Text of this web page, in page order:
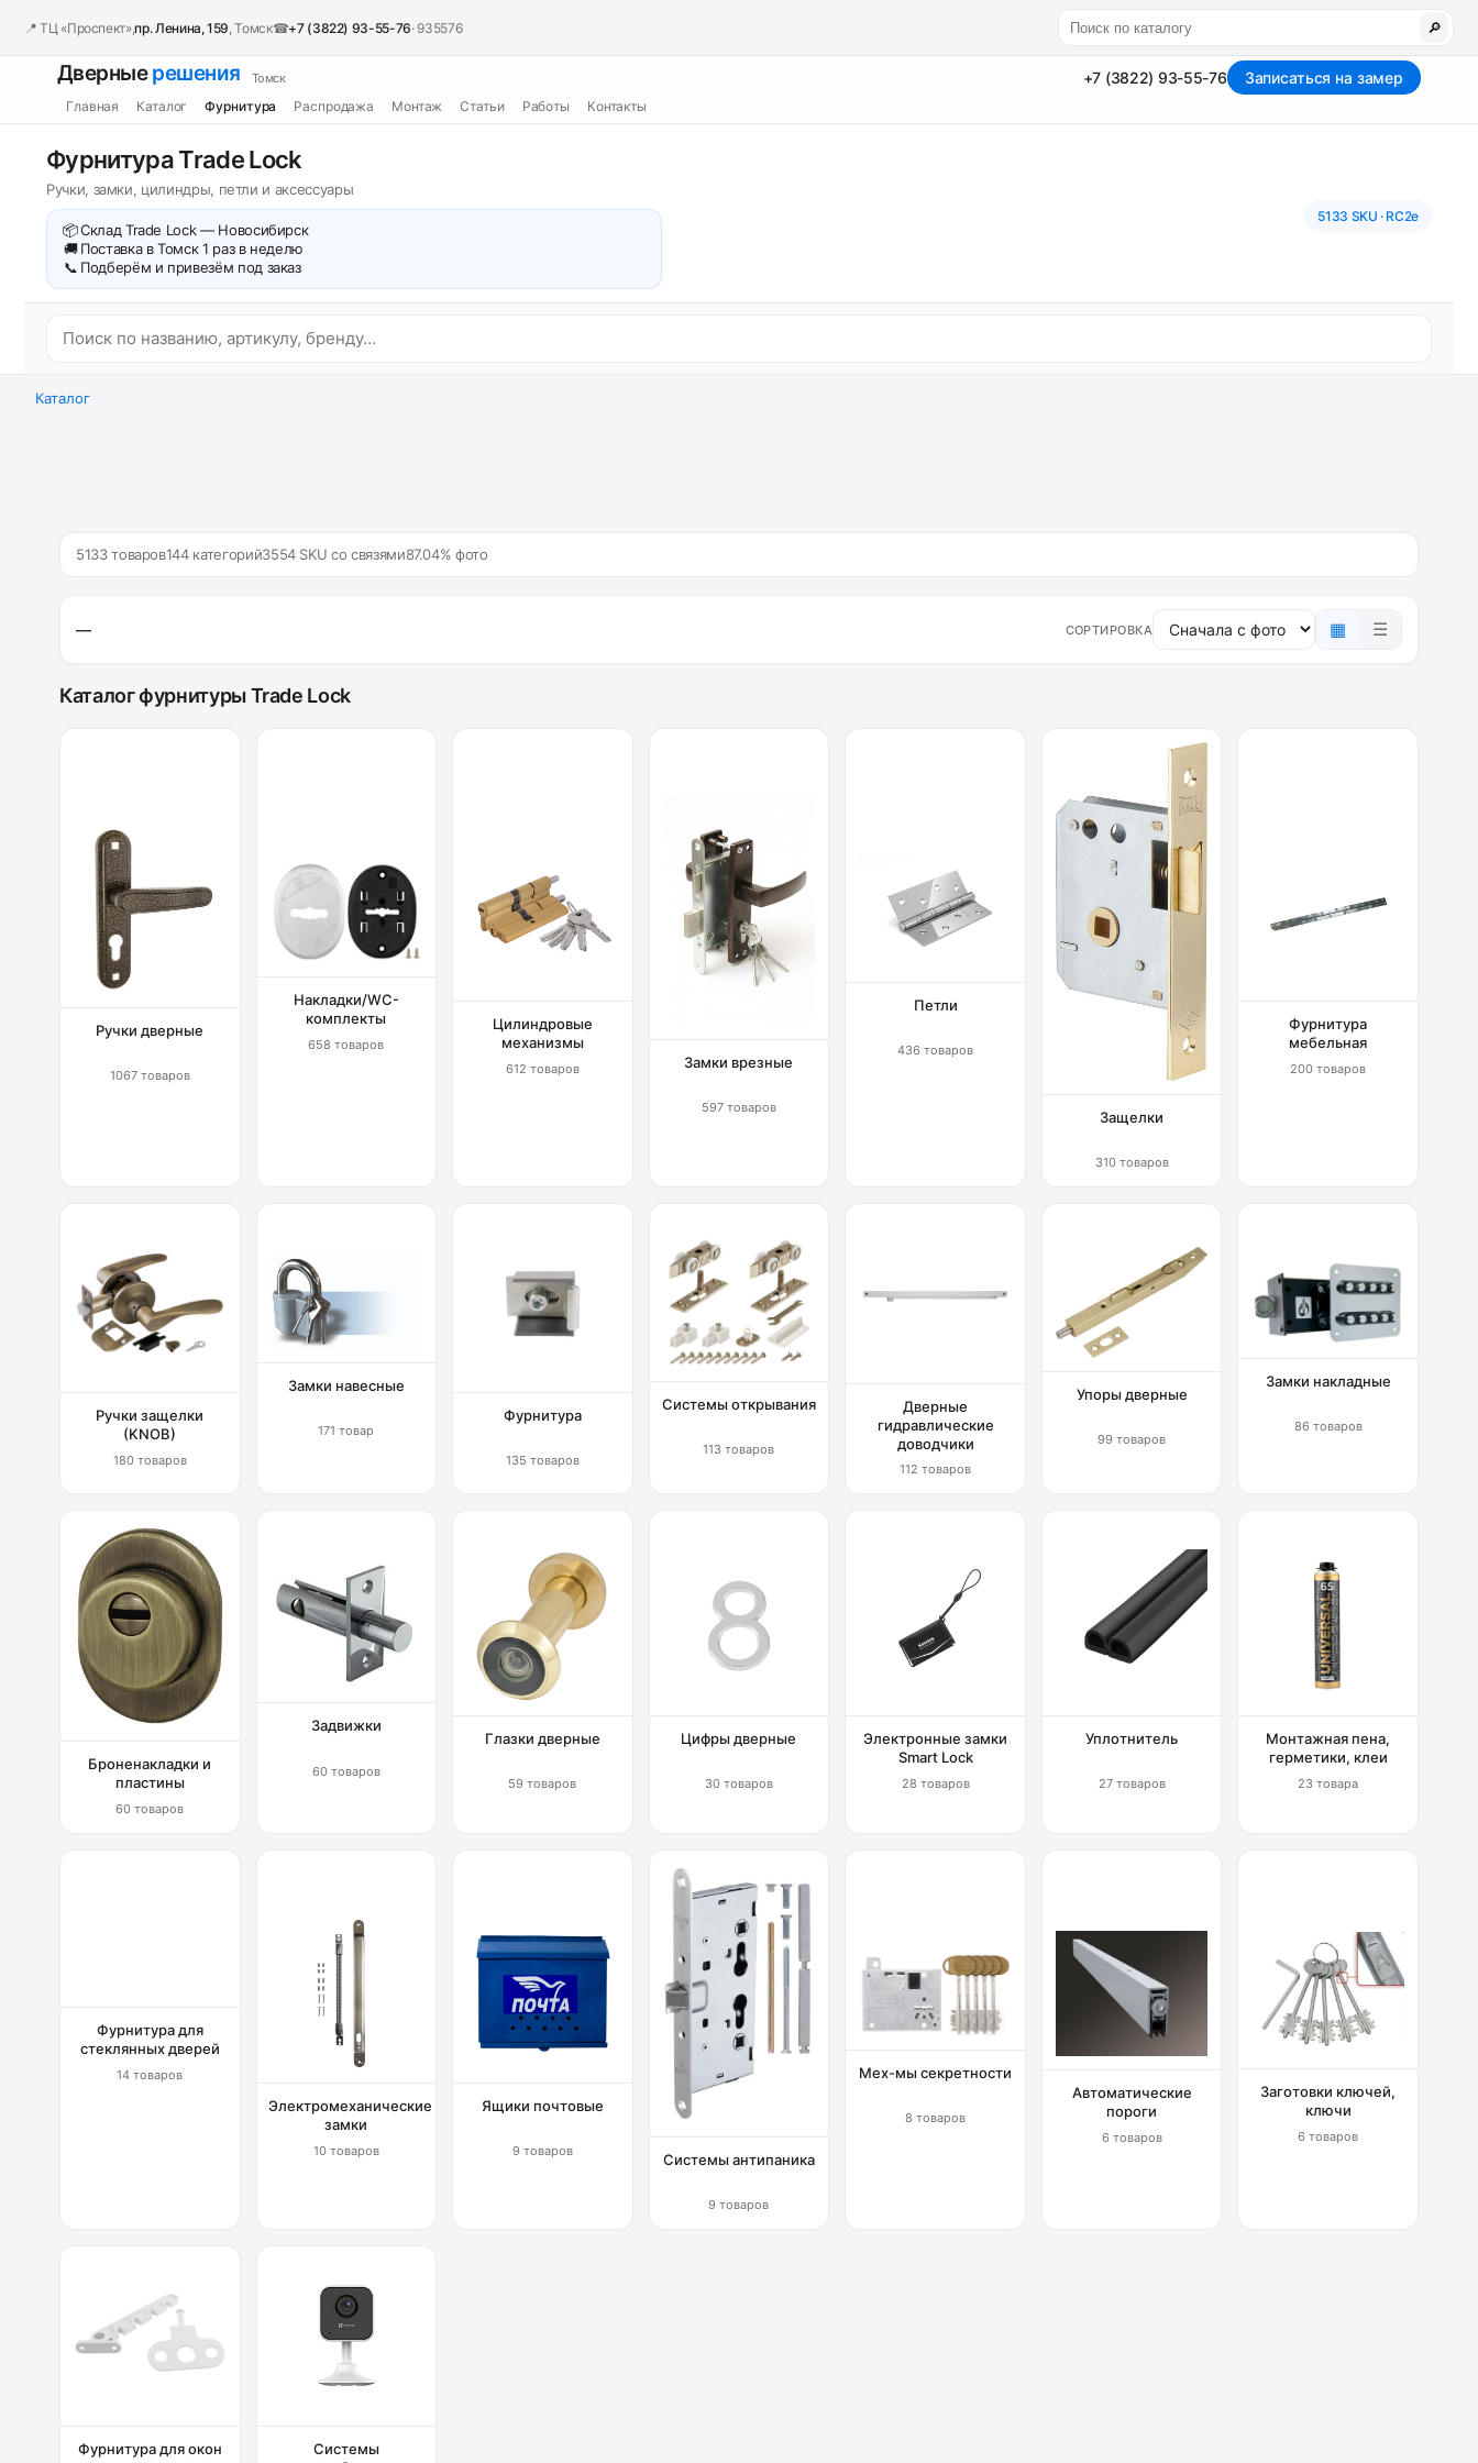
📍 ТЦ «Проспект»,пр. Ленина, 159 , Томск☎+7 (3822) 93-55-76· 935576 🔎
Дверныерешения Томск
Главная Каталог Фурнитура Распродажа Монтаж Статьи Работы Контакты
+7 (3822) 93-55-76 Записаться на замер
Фурнитура Trade Lock
Ручки, замки, цилиндры, петли и аксессуары
📦Склад Trade Lock — Новосибирск
🚚 Поставка в Томск 1 раз в неделю
📞 Подберём и привезём под заказ
5133 SKU · RC2e
Каталог
5133 товаров144 категорий3554 SKU со связями87.04% фото
— СОРТИРОВКА ▦ ☰
Каталог фурнитуры Trade Lock
Ручки дверные
1067 товаров
Накладки/WC-
комплекты
658 товаров
Цилиндровые
механизмы
612 товаров Замки врезные
597 товаров
Петли
436 товаров
Защелки
310 товаров
Фурнитура
мебельная
200 товаров
Ручки защелки
(KNOB)
180 товаров
Замки навесные
171 товар
Фурнитура
135 товаров
Системы открывания
113 товаров
Дверные
гидравлические
доводчики
112 товаров
Упоры дверные
99 товаров
Замки накладные
86 товаров
Броненакладки и
пластины
60 товаров
Задвижки
60 товаров
Глазки дверные
59 товаров
Цифры дверные
30 товаров
Электронные замки
Smart Lock
28 товаров
Уплотнитель
27 товаров
Монтажная пена,
герметики, клеи
23 товара
Фурнитура для
стеклянных дверей
14 товаров
Электромеханические
замки
10 товаров
Ящики почтовые
9 товаров Системы антипаника
9 товаров
Мех-мы секретности
8 товаров
Автоматические
пороги
6 товаров
Заготовки ключей,
ключи
6 товаров
Фурнитура для окон
Системы